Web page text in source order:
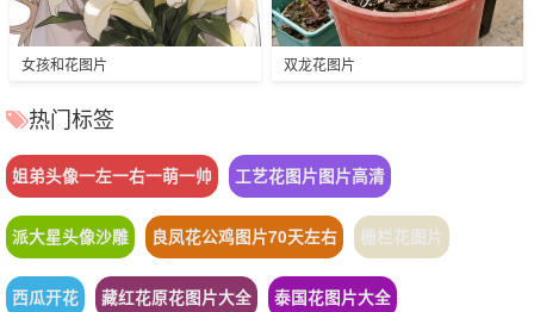
女孩和花图片 双龙花图片
热门标签
姐弟头像一左一右一萌一帅 工艺花图片图片高清
派大星头像沙雕 良凤花公鸡图片70天左右 栅栏花图片
西瓜开花 藏红花原花图片大全 泰国花图片大全